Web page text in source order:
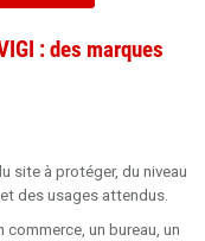
: des marques
site à protéger, du niveau
des usages attendus.
commerce, un bureau, un